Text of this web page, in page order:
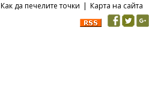
Как да печелите точки | Карта на сайта